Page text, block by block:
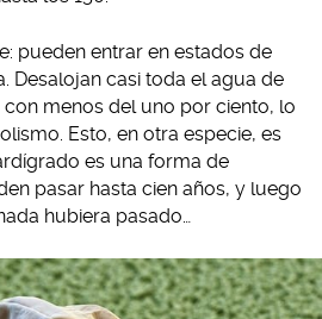
pueden entrar en estados de
Desalojan casi toda el agua de
menos del uno por ciento, lo
Esto, en otra especie, es
es una forma de
pasar hasta cien años, y luego
hubiera pasado…